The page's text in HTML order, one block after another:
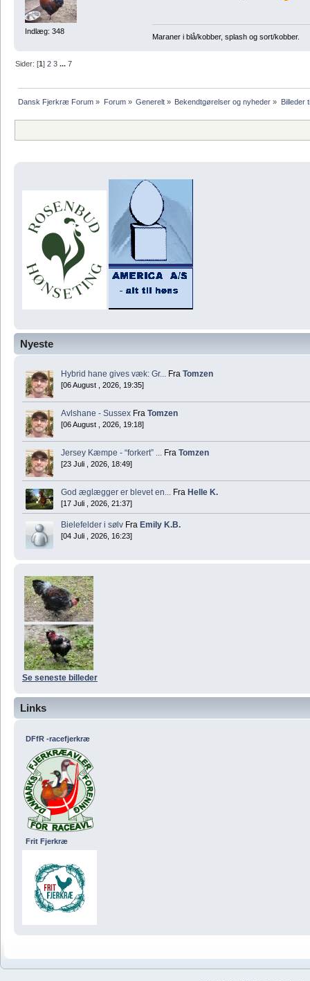
Nyeste
Hybrid hane gives væk: Gr... Fra Tomzen
[06 August , 2026, 19:35]
Avlshane - Sussex Fra Tomzen
[06 August , 2026, 19:18]
Jersey Kæmpe - “forkert” ... Fra Tomzen
[23 Juli , 2026, 18:49]
God æglægger er blevet en... Fra Helle K.
[17 Juli , 2026, 21:37]
Bielefelder i sølv Fra Emily K.B.
[04 Juli , 2026, 16:23]
Se seneste billeder
Links
DFfR -racefjerkræ
Frit Fjerkræ
Indlæg: 348
Maraner i blå/kobber, splash og sort/kobber.
Sider: [1]2 3 ...7
Dansk Fjerkræ Forum » Forum» Generelt» Bekendtgørelser og nyheder » Billeder